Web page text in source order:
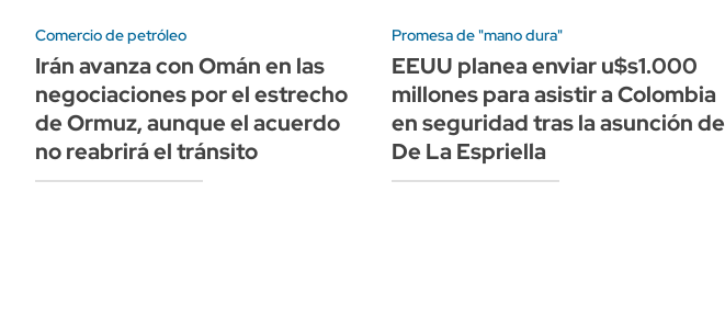
Comercio de petróleo
Irán avanza con Omán en las
negociaciones por el estrecho
de Ormuz, aunque el acuerdo
no reabrirá el tránsito
Promesa de "mano dura"
EEUU planea enviar u$s1.000
millones para asistir a Colombia
en seguridad tras la asunción de
De La Espriella